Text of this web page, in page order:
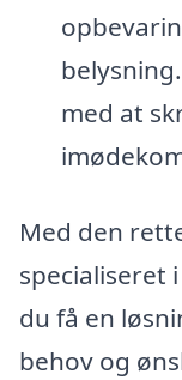
med at
Med den
specialiseret
du få en
behov og